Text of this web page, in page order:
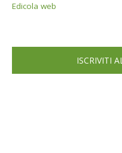
Edicola web
ISCRIVITI